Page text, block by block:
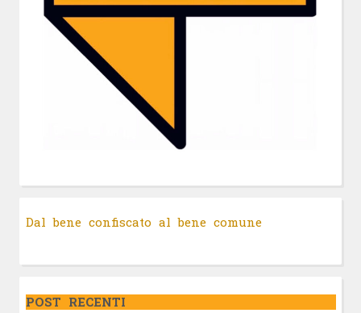
Dal bene confiscato al bene comune
POST RECENTI